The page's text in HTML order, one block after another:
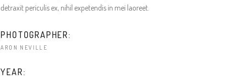
detraxit periculis ex, nihil expetendis in mei laoreet.
PHOTOGRAPHER:
ARON NEVILLE
YEAR: